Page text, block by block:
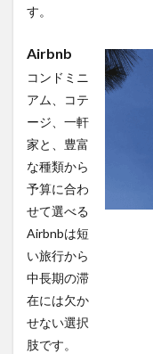
す。
Airbnb
コンドミニ
アム、コテ
ージ、一軒
家と、豊富
な種類から
予算に合わ
せて選べる
Airbnbは短
い旅行から
中長期の滞
在には欠か
せない選択
肢です。